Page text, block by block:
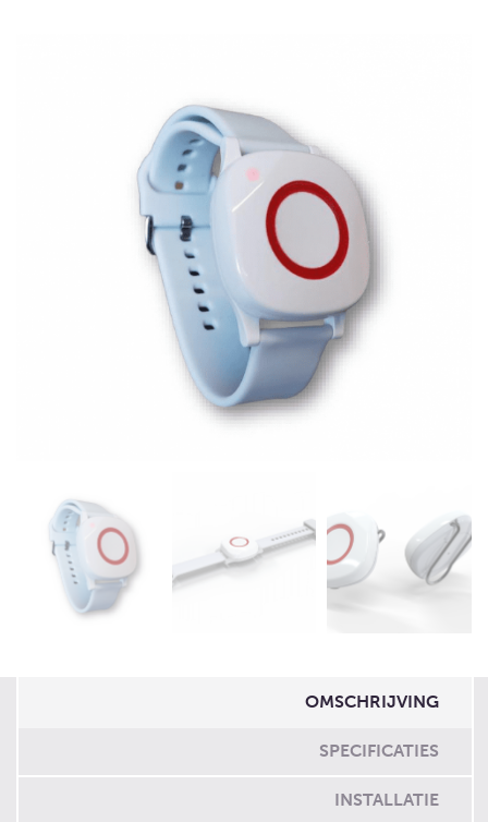
OMSCHRIJVING
SPECIFICATIES
INSTALLATIE